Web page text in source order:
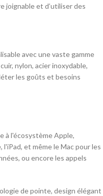
joignable et d’utiliser des
avec une vaste gamme
nylon, acier inoxydable,
les goûts et besoins
à l'écosystème Apple,
et même le Mac pour les
ou encore les appels
de pointe, design élégant